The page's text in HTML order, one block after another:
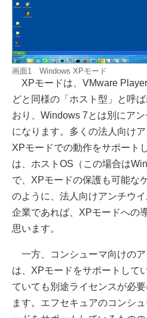
画面1 Windows XPモード
XPモードは、VMware
どと同様の「ホスト型」と呼
おり、Windows 7とは別にア
になります。多くの法人向け
XPモードでの動作をサポート
は、ホストOS（この場合は
で、XPモードの保護も可能な
のように、法人向けアンチウ
企業であれば、XPモードへの
思います。
一方、コンシューマ向けの
は、XPモードをサポートして
ていても別途ライセンスが必
ます。エフセキュアのコンシ